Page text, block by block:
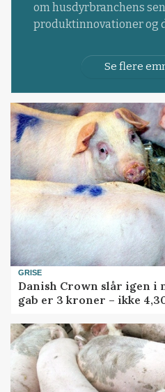
om husdyrbranchens
produktinnovationer og
Se flere
GRISE
Danish Crown slår igen i
gab er 3 kroner – ikke